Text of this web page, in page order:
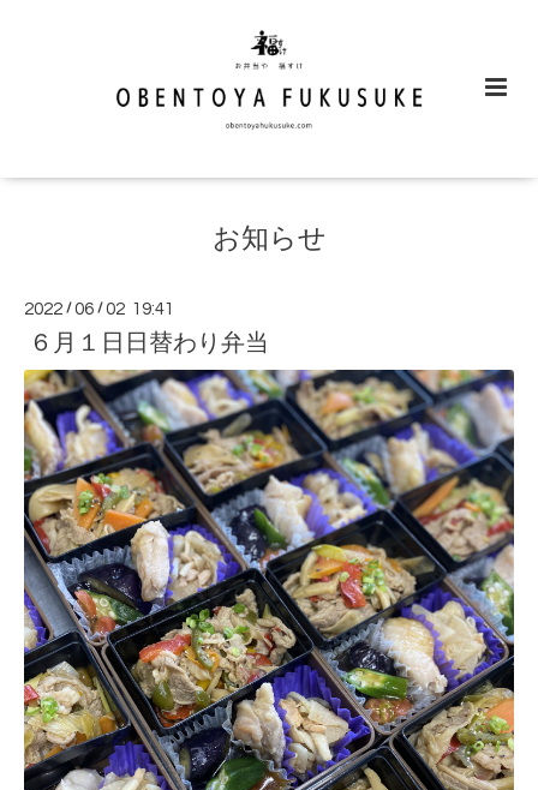
お知らせ
2022 /06 /02 19:41
６月１日日替わり弁当